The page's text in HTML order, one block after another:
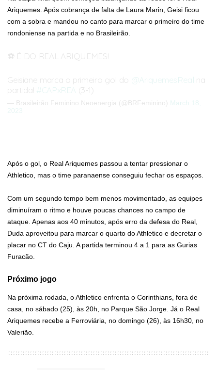
Ariquemes. Após cobrança de falta de Laura Marin, Geisi ficou
com a sobra e mandou no canto para marcar o primeiro do time
rondoniense na partida e no Brasileirão.
⚽️ É DO REAL ARIQUEMES!
Geisiane marca o primeiro gol do @AriquemesReal na
partida! #CAPxREA (3-1)
— Brasileirão Feminino Neoenergia (@BRFeminino)
March 18,
2023
Após o gol, o Real Ariquemes passou a tentar pressionar o
Athletico, mas o time paranaense conseguiu fechar os espaços.
Com um segundo tempo bem menos movimentado, as equipes
diminuíram o ritmo e houve poucas chances no campo de
ataque. Apenas aos 40 minutos, após erro da defesa do Real,
Duda aproveitou para marcar o quarto do Athletico e decretar o
placar no CT do Caju. A partida terminou 4 a 1 para as Gurias
Furacão.
Próximo jogo
Na próxima rodada, o Athletico enfrenta o Corinthians, fora de
casa, no sábado (25), às 20h, no Parque São Jorge. Já o Real
Ariquemes recebe a Ferroviária, no domingo (26), às 16h30, no
Valerião.